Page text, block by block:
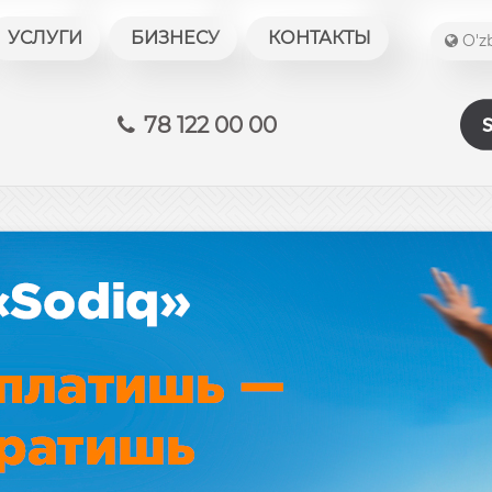
УСЛУГИ БИЗНЕСУ КОНТАКТЫ
78 122 00 00